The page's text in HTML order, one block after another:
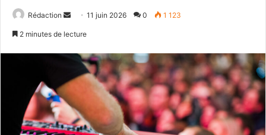
Rédaction
Envoyer11 juin 2026 0 1 123
2 minutes de lecture